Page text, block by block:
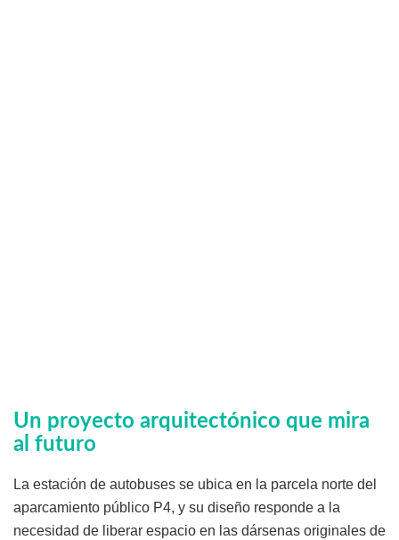
Un proyecto arquitectónico que mira
al futuro
La estación de autobuses se ubica en la parcela norte del
aparcamiento público P4, y su diseño responde a la
necesidad de liberar espacio en las dársenas originales de